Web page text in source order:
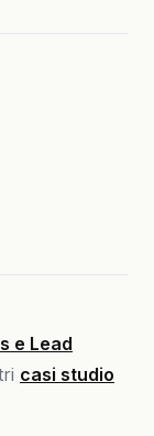
e Lead
casi studio